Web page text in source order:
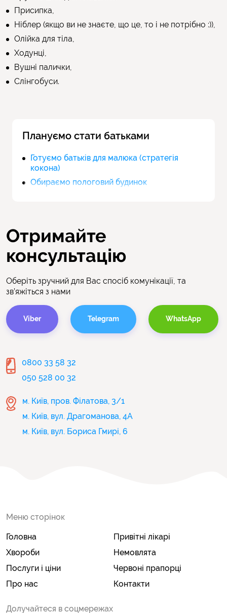
Присипка,
Ніблер (якщо ви не знаєте, що це, то і не потрібно :)),
Олійка для тіла,
Ходунці,
Вушні палички,
Слінгобуси.
Плануємо стати батьками
Готуємо батьків для малюка (стратегія
кокона)
Обираємо пологовий будинок
Отримайте
консультацію
Оберіть зручний для Вас спосіб комунікації, та
зв’яжіться з нами
Viber Telegram WhatsApp
0800 33 58 32
050 528 00 32
м. Київ, пров. Філатова, 3/1
м. Київ, вул. Драгоманова, 4А
м. Київ, вул. Бориса Гмирі, 6
Долучайтеся в соцмережах
Меню сторінок
Головна
Привітні лікарі
Хвороби
Немовлята
Послуги і ціни
Червоні прапорці
Про нас
Контакти